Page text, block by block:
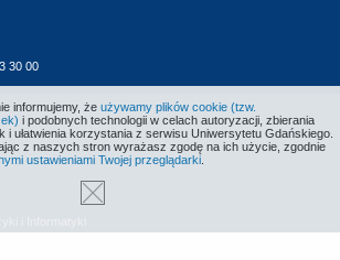
30 00
informujemy, że używamy plików cookie (tzw.
i podobnych technologii w celach autoryzacji, zbierania
i ułatwienia korzystania z serwisu Uniwersytetu Gdańskiego.
z naszych stron wyrażasz zgodę na ich użycie, zgodnie
ustawieniami Twojej przeglądarki